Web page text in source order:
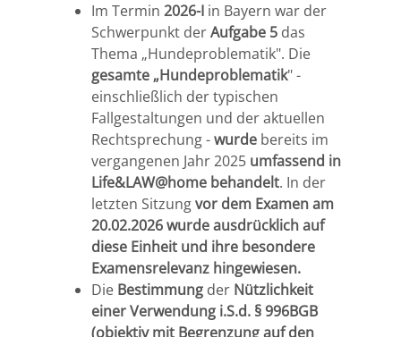
Im Termin2026-I in Bayern war der
Schwerpunkt derAufgabe 5 das
Thema „Hundeproblematik". Die
gesamte „Hundeproblematik" -
einschließlich der typischen
Fallgestaltungen und der aktuellen
Rechtsprechung -wurde bereits im
vergangenen Jahr 2025 umfassend in
Life&LAW@home behandelt. In der
letzten Sitzungvor dem Examen am
20.02.2026 wurde ausdrücklich auf
diese Einheit und ihre besondere
Examensrelevanz hingewiesen.
Die Bestimmung der Nützlichkeit
einer Verwendung i.S.d. § 996BGB
(objektiv mit Begrenzung auf den